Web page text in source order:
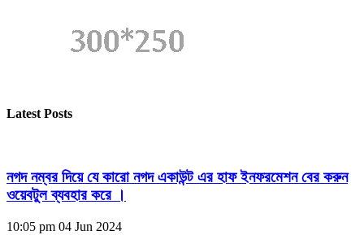
Latest Posts
নগদ নম্বর দিয়ে যে কারো নগদ একাউন্ট এর হাফ ইনফরমেশন বের করুন
ওয়েবটুল ব্যবহার করে ।
10:05 pm 04 Jun 2024